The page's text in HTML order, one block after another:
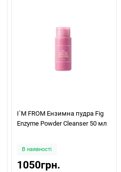
I`M FROM Ензимна пудра Fig
Enzyme Powder Cleanser 50 мл
В наявності
1050грн.